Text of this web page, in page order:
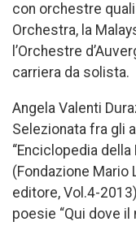
con orchestre
Orchestra, la
l’Orchestre
carriera da solista.
Angela Valenti
Selezionata fra gli
“Enciclopedia
(Fondazione Mario
editore, Vol.4-
poesie “Qui dove il